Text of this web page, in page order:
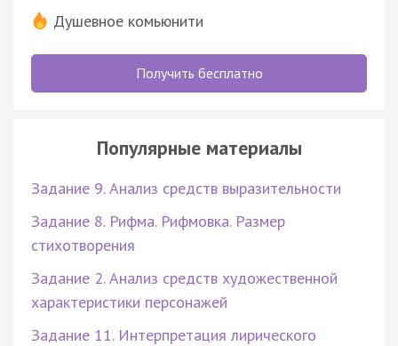
Душевное комьюнити
Получить бесплатно
Популярные материалы
Задание 9. Анализ средств выразительности
Задание 8. Рифма. Рифмовка. Размер
стихотворения
Задание 2. Анализ средств художественной
характеристики персонажей
Задание 11. Интерпретация лирического